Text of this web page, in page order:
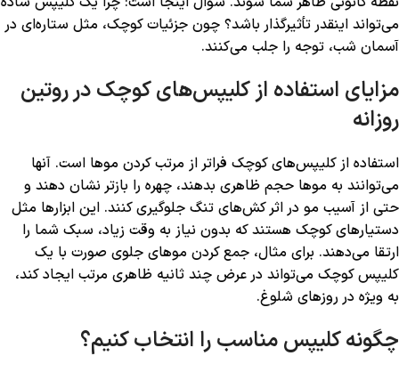
می‌تواند اینقدر تأثیرگذار باشد؟ چون جزئیات کوچک، مثل ستاره‌ای در
آسمان شب، توجه را جلب می‌کنند.
مزایای استفاده از کلیپس‌های کوچک در روتین
روزانه
استفاده از کلیپس‌های کوچک فراتر از مرتب کردن موها است. آنها
می‌توانند به موها حجم ظاهری بدهند، چهره را بازتر نشان دهند و
حتی از آسیب مو در اثر کش‌های تنگ جلوگیری کنند. این ابزارها مثل
دستیارهای کوچک هستند که بدون نیاز به وقت زیاد، سبک شما را
ارتقا می‌دهند. برای مثال، جمع کردن موهای جلوی صورت با یک
کلیپس کوچک می‌تواند در عرض چند ثانیه ظاهری مرتب ایجاد کند،
به‌ ویژه در روزهای شلوغ.
چگونه کلیپس مناسب را انتخاب کنیم؟